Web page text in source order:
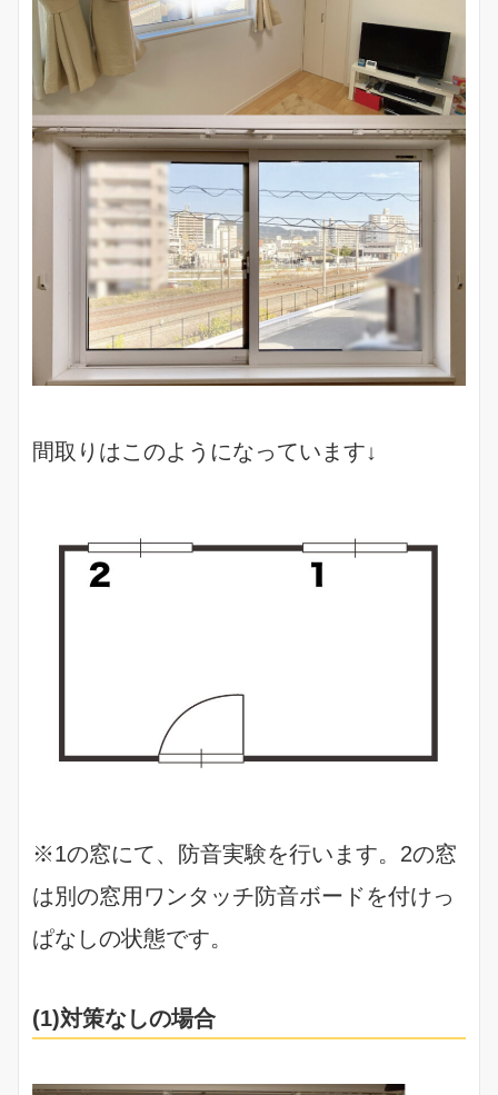
間取りはこのようになっています↓
※1の窓にて、防音実験を行います。2の窓
は別の窓用ワンタッチ防音ボードを付けっ
ぱなしの状態です。
(1)対策なしの場合